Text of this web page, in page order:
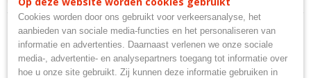
Cookies worden door ons gebruikt voor verkeersanalyse, het
aanbieden van sociale media-functies en het personaliseren van
informatie en advertenties. Daarnaast verlenen we onze sociale
media-, advertentie- en analysepartners toegang tot informatie over
hoe u onze site gebruikt. Zij kunnen deze informatie gebruiken in